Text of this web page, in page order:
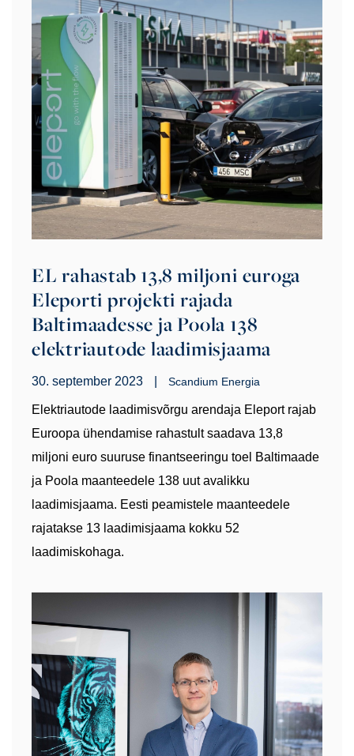
EL rahastab 13,8 miljoni euroga
Eleporti projekti rajada
Baltimaadesse ja Poola 138
elektriautode laadimisjaama
30. september 2023 Scandium Energia
Elektriautode laadimisvõrgu arendaja Eleport rajab
Euroopa ühendamise rahastult saadava 13,8
miljoni euro suuruse finantseeringu toel Baltimaade
ja Poola maanteedele 138 uut avalikku
laadimisjaama. Eesti peamistele maanteedele
rajatakse 13 laadimisjaama kokku 52
laadimiskohaga.